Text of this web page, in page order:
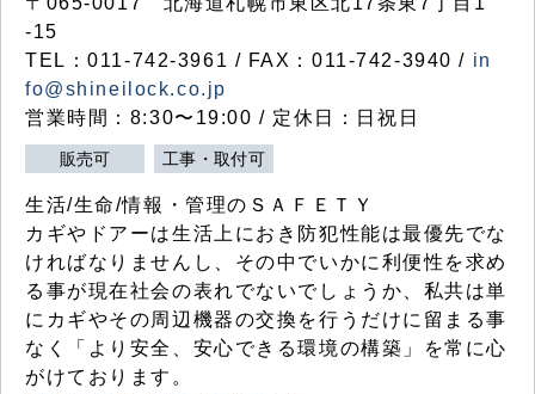
-15
TEL：011-742-3961 / FAX：011-742-3940 / in
fo@shineilock.co.jp
営業時間：8:30〜19:00 / 定休日：日祝日
販売可 工事・取付可
生活/生命/情報・管理のＳＡＦＥＴＹ
カギやドアーは生活上におき防犯性能は最優先でな
ければなりませんし、その中でいかに利便性を求め
る事が現在社会の表れでないでしょうか、私共は単
にカギやその周辺機器の交換を行うだけに留まる事
なく「より安全、安心できる環境の構築」を常に心
がけております。